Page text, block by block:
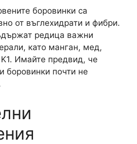
боровинки са
от въглехидрати и фибри.
редица важни
като манган, мед,
Имайте предвид, че
боровинки почти не